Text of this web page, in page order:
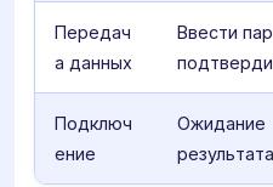
Передач
а данных
Ввести
Подключ
ение
Ожидание
результата